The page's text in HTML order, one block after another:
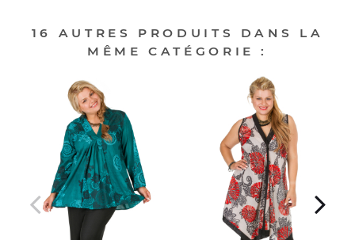
16 AUTRES PRODUITS DANS LA
MÊME CATÉGORIE :